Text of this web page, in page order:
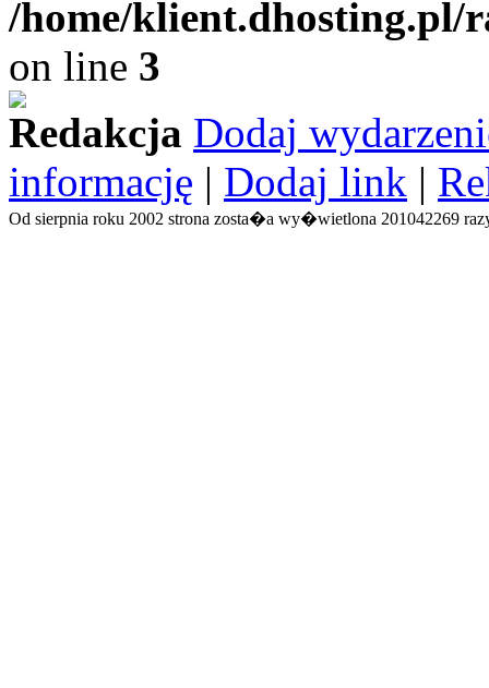
/home/
on line 3
Redakcja Dodaj
informację | Dodaj link |
Od sierpnia roku 2002 strona zosta�a wy�wietlona 201042269